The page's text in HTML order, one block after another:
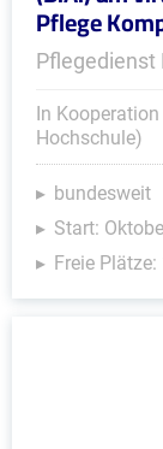
Pflege
Pflegedienst
In
Hochschule)
bundesweit
Start:
Freie Plätze: